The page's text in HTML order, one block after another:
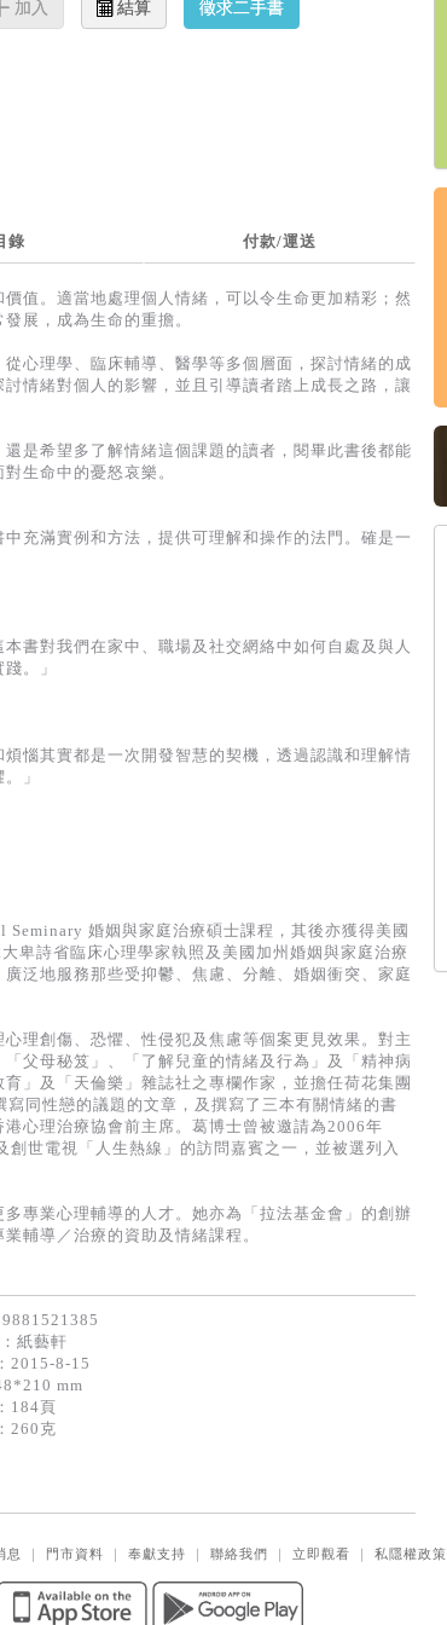
加入 結算 徵求二手書
錄 付款/運送
值。適當地處理個人情緒，可以令生命更加精彩；然
展，成為生命的重擔。
心理學、臨床輔導、醫學等多個層面，探討情緒的成
情緒對個人的影響，並且引導讀者踏上成長之路，讓
是希望多了解情緒這個課題的讀者，閱畢此書後都能
生命中的憂怒哀樂。
充滿實例和方法，提供可理解和操作的法門。確是一
書對我們在家中、職場及社交網絡中如何自處及與人
。」
惱其實都是一次開發智慧的契機，透過認識和理解情
」
婚姻與家庭治療碩士課程，其後亦獲得美國
卑詩省臨床心理學家執照及美國加州婚姻與家庭治療
泛地服務那些受抑鬱、焦慮、分離、婚姻衝突、家庭
理創傷、恐懼、性侵犯及焦慮等個案更見效果。對主
父母秘笈」、「了解兒童的情緒及行為」及「精神病
」及「天倫樂」雜誌社之專欄作家，並擔任荷花集團
同性戀的議題的文章，及撰寫了三本有關情緒的書
心理治療協會前主席。葛博士曾被邀請為2006年
世電視「人生熱線」的訪問嘉賓之一，並被選列入
專業心理輔導的人才。她亦為「拉法基金會」的創辦
輔導／治療的資助及情緒課程。
紙藝軒
2015-8-15
mm
184頁
260克
息 門市資料 奉獻支持 聯絡我們 立即觀看 私隱權政策